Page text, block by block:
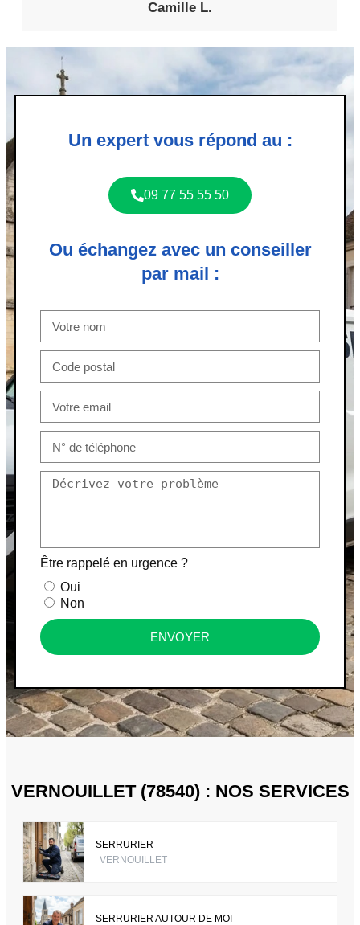
Camille L.
Un expert vous répond au :
09 77 55 55 50
Ou échangez avec un conseiller
par mail :
Être rappelé en urgence ?
Oui
Non
ENVOYER
VERNOUILLET (78540) : NOS SERVICES
SERRURIER
VERNOUILLET
SERRURIER AUTOUR DE MOI